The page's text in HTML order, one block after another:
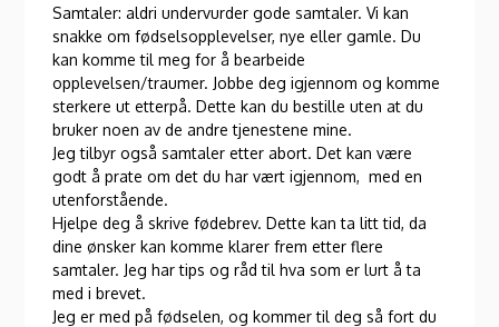
Samtaler: aldri undervurder gode samtaler. Vi kan
snakke om fødselsopplevelser, nye eller gamle. Du
kan komme til meg for å bearbeide
opplevelsen/traumer. Jobbe deg igjennom og komme
sterkere ut etterpå. Dette kan du bestille uten at du
bruker noen av de andre tjenestene mine.
Jeg tilbyr også samtaler etter abort. Det kan være
godt å prate om det du har vært igjennom, med en
utenforstående.
Hjelpe deg å skrive fødebrev. Dette kan ta litt tid, da
dine ønsker kan komme klarer frem etter flere
samtaler. Jeg har tips og råd til hva som er lurt å ta
med i brevet.
Jeg er med på fødselen, og kommer til deg så fort du